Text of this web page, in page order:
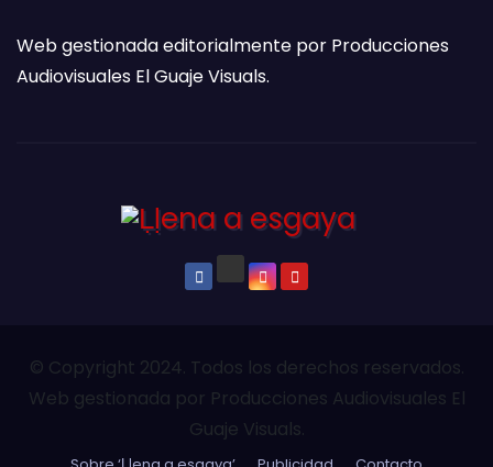
Web gestionada editorialmente por Producciones
Audiovisuales El Guaje Visuals.
© Copyright 2024. Todos los derechos reservados.
Web gestionada por Producciones Audiovisuales El
Guaje Visuals.